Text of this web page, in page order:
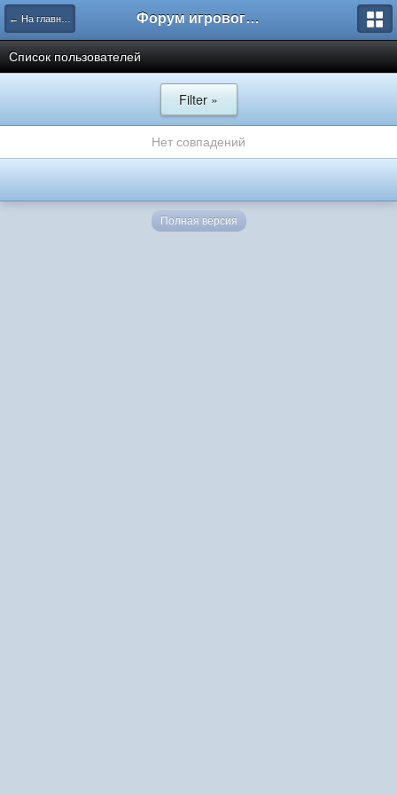
← На главную Форум игрового проекта Riverrise
Список пользователей
Filter »
Нет совпадений
Полная версия